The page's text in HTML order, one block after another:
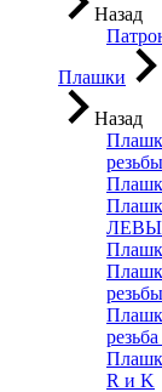
Назад
Плашки
Назад
резьбы
R и K